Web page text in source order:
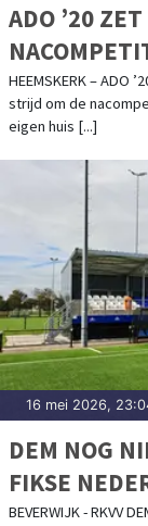
ADO ’20
HEEMSKERK –
strijd om de
eigen huis [...]
16 mei 2026,
DEM NOG
FIKSE
BEVERWIJK - RKVV